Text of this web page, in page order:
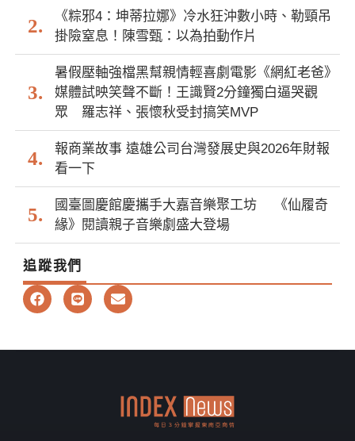
《粽邪4：坤蒂拉娜》冷水狂沖數小時、勒頸吊
掛險窒息！陳雪甄：以為拍動作片
暑假壓軸強檔黑幫親情輕喜劇電影《網紅老爸》
媒體試映笑聲不斷！王識賢2分鐘獨白逼哭觀
眾 羅志祥、張懷秋受封搞笑MVP
報商業故事 遠雄公司台灣發展史與2026年財報
看一下
國臺圖慶館慶攜手大嘉音樂聚工坊 《仙履奇
緣》閱讀親子音樂劇盛大登場
追蹤我們
F
a
b
L
i
E
n
l